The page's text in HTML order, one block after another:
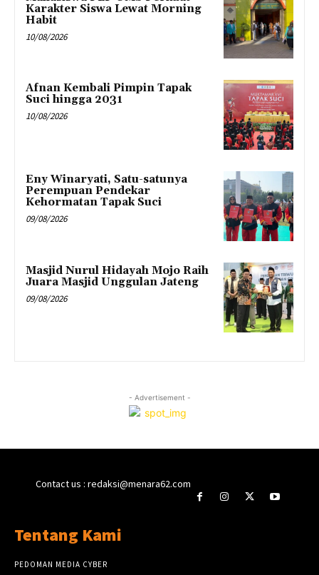
Karakter Siswa Lewat Morning
Habit
10/08/2026
Afnan Kembali Pimpin Tapak
Suci hingga 2031
10/08/2026
Eny Winaryati, Satu-satunya
Perempuan Pendekar
Kehormatan Tapak Suci
09/08/2026
Masjid Nurul Hidayah Mojo Raih
Juara Masjid Unggulan Jateng
09/08/2026
- Advertisement -
Contact us : redaksi@menara62.com
Tentang Kami
PEDOMAN MEDIA CYBER